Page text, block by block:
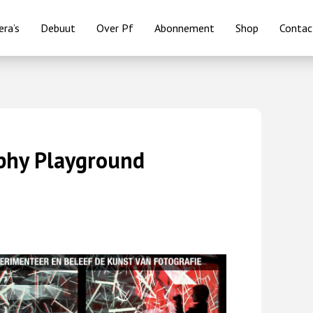
Debuut Over Pf Abonnement Shop
Playground